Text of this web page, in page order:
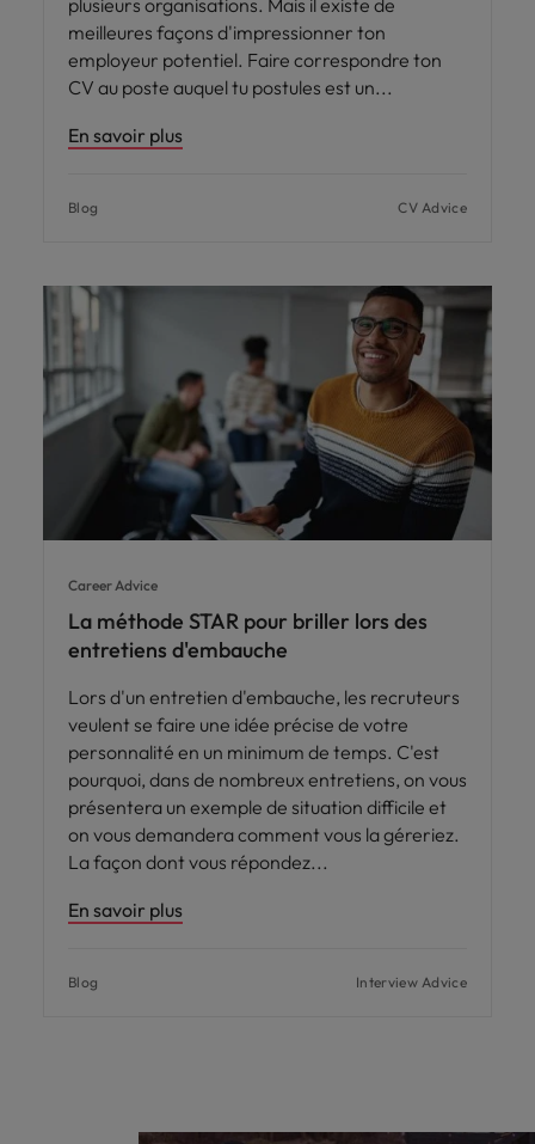
plusieurs organisations. Mais il existe de
meilleures façons d'impressionner ton
employeur potentiel. Faire correspondre ton
CV au poste auquel tu postules est un
En savoir plus
Blog CV Advice
Career Advice
La méthode STAR pour briller lors des
entretiens d'embauche
Lors d'un entretien d'embauche, les recruteurs
veulent se faire une idée précise de votre
personnalité en un minimum de temps. C'est
pourquoi, dans de nombreux entretiens, on vous
présentera un exemple de situation difficile et
on vous demandera comment vous la géreriez.
La façon dont vous répondez
En savoir plus
Blog Interview Advice